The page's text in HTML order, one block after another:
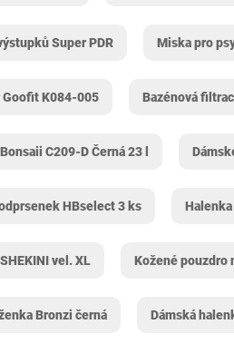
Super PDR Miska pro
K084-005 Bazénová
C209-D Černá 23 l
HBselect 3 ks
vel. XL Kožené pouzdro
Bronzi černá Dámská